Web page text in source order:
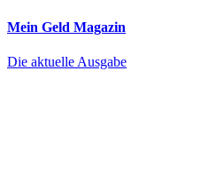
Mein Geld Magazin
Die aktuelle Ausgabe